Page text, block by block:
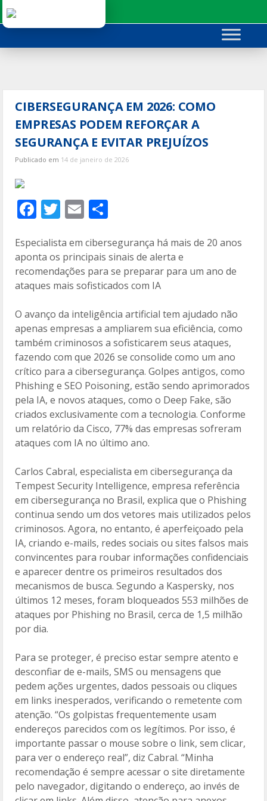
para
conteúdo
CIBERSEGURANÇA EM 2026: COMO
EMPRESAS PODEM REFORÇAR A
SEGURANÇA E EVITAR PREJUÍZOS
Publicado em 14 de janeiro de 2026
F
ac
e
b
o
k
T
w
itt
er
E
m
ai
l
m
p
ar
h
ar
Especialista em cibersegurança há mais de 20 anos
aponta os principais sinais de alerta e
recomendações para se preparar para um ano de
ataques mais sofisticados com IA
O avanço da inteligência artificial tem ajudado não
apenas empresas a ampliarem sua eficiência, como
também criminosos a sofisticarem seus ataques,
fazendo com que 2026 se consolide como um ano
crítico para a cibersegurança. Golpes antigos, como
Phishing e SEO Poisoning, estão sendo aprimorados
pela IA, e novos ataques, como o Deep Fake, são
criados exclusivamente com a tecnologia. Conforme
um relatório da Cisco, 77% das empresas sofreram
ataques com IA no último ano.
Carlos Cabral, especialista em cibersegurança da
Tempest Security Intelligence, empresa referência
em cibersegurança no Brasil, explica que o Phishing
continua sendo um dos vetores mais utilizados pelos
criminosos. Agora, no entanto, é aperfeiçoado pela
IA, criando e-mails, redes sociais ou sites falsos mais
convincentes para roubar informações confidenciais
e aparecer dentre os primeiros resultados dos
mecanismos de busca. Segundo a Kaspersky, nos
últimos 12 meses, foram bloqueados 553 milhões de
ataques por Phishing no Brasil, cerca de 1,5 milhão
por dia.
Para se proteger, é preciso estar sempre atento e
desconfiar de e-mails, SMS ou mensagens que
pedem ações urgentes, dados pessoais ou cliques
em links inesperados, verificando o remetente com
atenção. “Os golpistas frequentemente usam
endereços parecidos com os legítimos. Por isso, é
importante passar o mouse sobre o link, sem clicar,
para ver o endereço real”, diz Cabral. “Minha
recomendação é sempre acessar o site diretamente
pelo navegador, digitando o endereço, ao invés de